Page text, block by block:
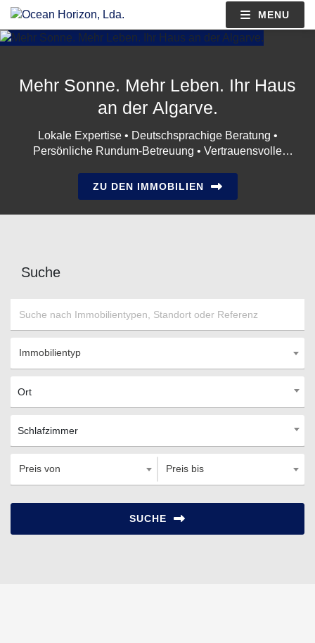
MENU
Mehr Sonne. Mehr Leben. Ihr Haus
an der Algarve.
Lokale Expertise • Deutschsprachige Beratung •
Persönliche Rundum-Betreuung • Vertrauensvolle
ZU DEN IMMOBILIEN
Suche
Immobilientyp
Ort
Schlafzimmer
Preis von Preis bis
SUCHE